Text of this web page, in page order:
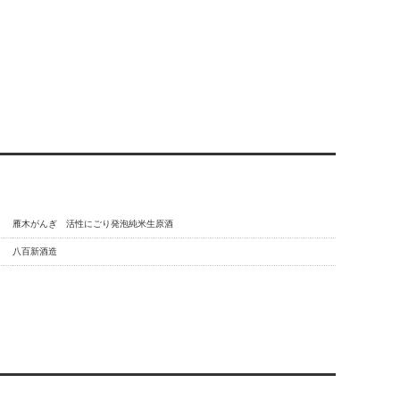
雁木がんぎ 活性にごり発泡純米生原酒
八百新酒造